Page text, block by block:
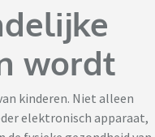
wordt
kinderen. Niet alleen
elektronisch apparaat,